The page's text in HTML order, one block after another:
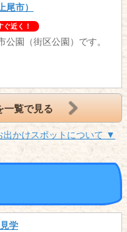
尾市）
ぐ近く！
公園（街区公園）です。
一覧で見る
かけスポットについて ▼
学